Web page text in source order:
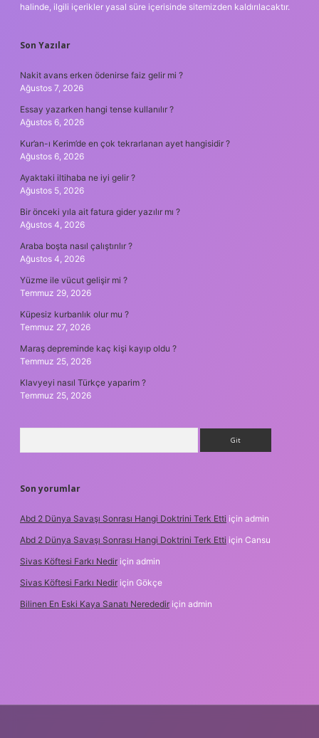
halinde, ilgili içerikler yasal süre içerisinde sitemizden kaldırılacaktır.
Son Yazılar
Nakit avans erken ödenirse faiz gelir mi ?
Ağustos 7, 2026
Essay yazarken hangi tense kullanılır ?
Ağustos 6, 2026
Kur’an-ı Kerim’de en çok tekrarlanan ayet hangisidir ?
Ağustos 6, 2026
Ayaktaki iltihaba ne iyi gelir ?
Ağustos 5, 2026
Bir önceki yıla ait fatura gider yazılır mı ?
Ağustos 4, 2026
Araba boşta nasıl çalıştırılır ?
Ağustos 4, 2026
Yüzme ile vücut gelişir mi ?
Temmuz 29, 2026
Küpesiz kurbanlık olur mu ?
Temmuz 27, 2026
Maraş depreminde kaç kişi kayıp oldu ?
Temmuz 25, 2026
Klavyeyi nasıl Türkçe yaparim ?
Temmuz 25, 2026
Son yorumlar
Abd 2 Dünya Savaşı Sonrası Hangi Doktrini Terk Etti için admin
Abd 2 Dünya Savaşı Sonrası Hangi Doktrini Terk Etti için Cansu
Sivas Köftesi Farkı Nedir için admin
Sivas Köftesi Farkı Nedir için Gökçe
Bilinen En Eski Kaya Sanatı Nerededir için admin